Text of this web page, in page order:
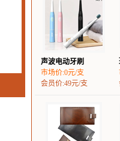
声波电动牙刷
市场价:0元/支
会员价:49元/支